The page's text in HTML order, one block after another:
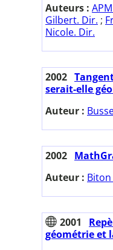
Auteurs :
Gilbert. Dir. ;
Nicole. Dir.
2002
serait-elle
Auteur :
2002
Auteur : Biton
2001
géométrie et